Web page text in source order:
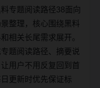
专题阅读路径38面向
整理，核心围绕黑料
相关长尾需求展开。
题阅读路径、摘要说
用户不用反复回到首
更新时优先保证标